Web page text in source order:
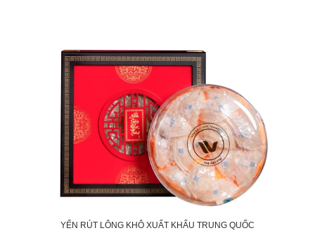
YẾN RÚT LÔNG KHÔ XUẤT KHẨU TRUNG QUỐC